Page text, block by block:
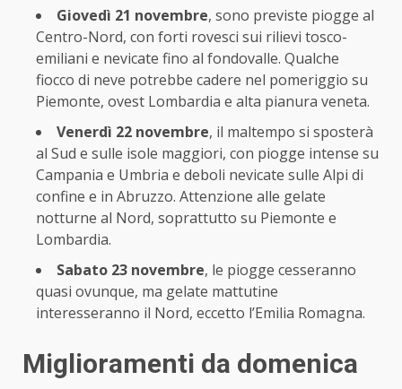
Giovedì 21 novembre, sono previste piogge al
Centro-Nord, con forti rovesci sui rilievi tosco-
emiliani e nevicate fino al fondovalle. Qualche
fiocco di neve potrebbe cadere nel pomeriggio su
Piemonte, ovest Lombardia e alta pianura veneta.
Venerdì 22 novembre, il maltempo si sposterà
al Sud e sulle isole maggiori, con piogge intense su
Campania e Umbria e deboli nevicate sulle Alpi di
confine e in Abruzzo. Attenzione alle gelate
notturne al Nord, soprattutto su Piemonte e
Lombardia.
Sabato 23 novembre, le piogge cesseranno
quasi ovunque, ma gelate mattutine
interesseranno il Nord, eccetto l’Emilia Romagna.
Miglioramenti da domenica